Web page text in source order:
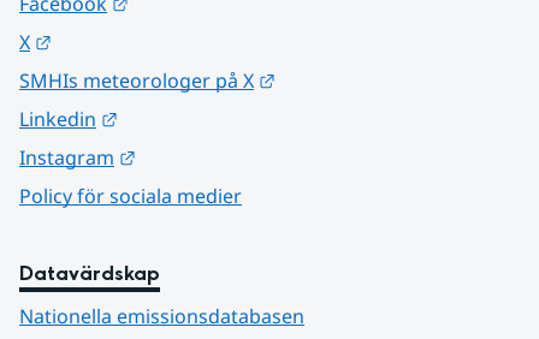
X
SMHIs meteorologer på X
Linkedin
Instagram
Policy för sociala medier
Datavärdskap
Nationella emissionsdatabasen